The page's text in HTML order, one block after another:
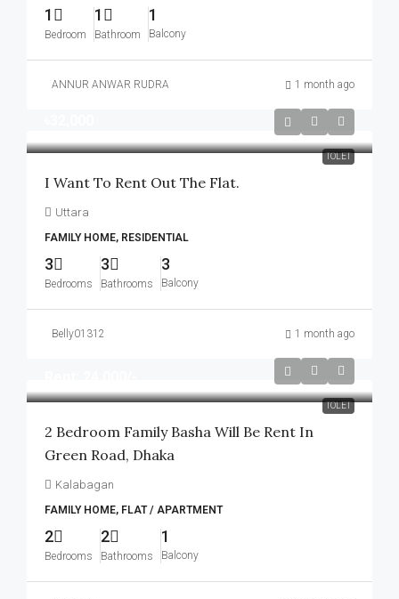
1
Bedroom
1
Bathroom
1
Balcony
ANNUR ANWAR RUDRA 1 month ago
TOLET
I Want To Rent Out The Flat.
Uttara
FAMILY HOME, RESIDENTIAL
3
Bedrooms
3
Bathrooms
3
Balcony
Belly01312 1 month ago
TOLET
2 Bedroom Family Basha Will Be Rent In
Green Road, Dhaka
Kalabagan
FAMILY HOME, FLAT / APARTMENT
2
Bedrooms
2
Bathrooms
1
Balcony